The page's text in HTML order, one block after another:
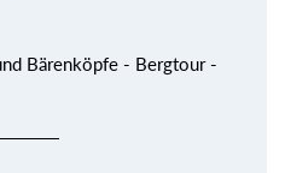
Bärenköpfe - Bergtour -